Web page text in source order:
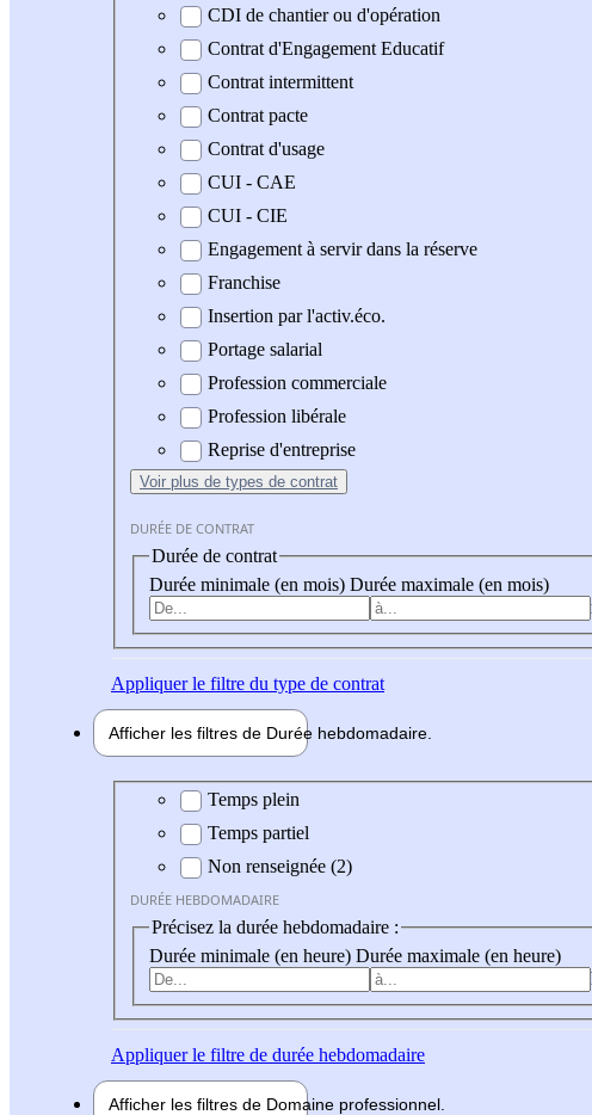
CDI de chantier ou d'opération
Contrat d'Engagement Educatif
Contrat intermittent
Contrat pacte
Contrat d'usage
CUI - CAE
CUI - CIE
Engagement à servir dans la réserve
Franchise
Insertion par l'activ.éco.
Portage salarial
Profession commerciale
Profession libérale
Reprise d'entreprise
Voir plus de types de contrat
DURÉE DE CONTRAT
Durée de contrat
Durée minimale (en mois) Durée maximale (en mois)
Appliquerle filtre du type de contrat
Afficher les filtres de Durée hebdomadaire
Durée hebdomadaire
Temps plein
Temps partiel
Non renseignée (2)
DURÉE HEBDOMADAIRE
Précisez la durée hebdomadaire :
Durée minimale (en heure) Durée maximale (en heure)
Appliquerle filtre de durée hebdomadaire
Afficher les filtres de Domaine professionnel